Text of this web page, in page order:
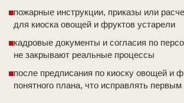
пожарные инструкции, приказы или
для киоска овощей и фруктов устарели
кадровые документы и согласия по
не закрывают реальные процессы
после предписания по киоску овощей и
понятного плана, что исправлять первым